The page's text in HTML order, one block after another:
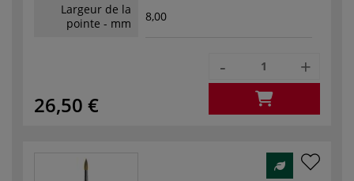
Largeur de la
pointe - mm
8,00
26,50 €
- +